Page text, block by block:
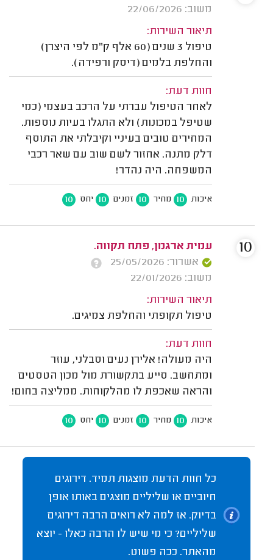
משוב: 22/06/2026
תיאור השירות:
טיפול 3 שנים (60 אלף ק"מ לפי היצרן)
והחלפת בלמים (דיסק ורפידה).
חוות דעת:
לאחר הטיפול עברתי על הרכב בעצמי (כמי
שטיפל במכונות) ולא התגלו בעיות נוספות.
המחירים טובים בעיניי וקיבלתי את התוסף
דלק מתנה. אחזור לשם שוב עם שאר רכבי
המשפחה. היה נהדר!
איכות 10 מחיר 10 זמנים 10 יחס 10
עמית ארגמן, פתח תקווה.
אשרור: 25/05/2026
משוב: 22/01/2026
תיאור השירות:
טיפול תקופתי והחלפת צמיגים.
חוות דעת:
היה מעולה! אלירן נעים וסבלני, עוזר
ומתחשב. סייע בתקשורת מול מכון הטסטים
והראה שאכפת לו מהלקוחות. ממליצה בחום!
איכות 10 מחיר 10 זמנים 10 יחס 10
10
כל חוות הדעת מוצגות תמיד. דירוגים
חיוביים או שליליים מוצגים באותו אופן
בדיוק. אז למה לא רואים הרבה דירוגים
שליליים? כי מי שיש לו הרבה כאלו - יוצא
מהאתר. ככה פשוט.